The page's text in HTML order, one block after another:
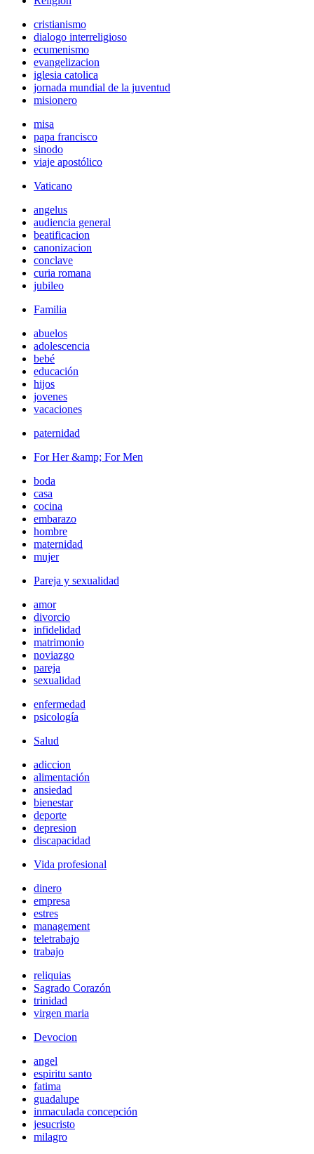
cristianismo
dialogo interreligioso
ecumenismo
evangelizacion
iglesia catolica
jornada mundial de la juventud
misionero
misa
papa francisco
sinodo
viaje apostólico
Vaticano
angelus
audiencia general
beatificacion
canonizacion
conclave
curia romana
jubileo
Familia
abuelos
adolescencia
bebé
educación
hijos
jovenes
vacaciones
paternidad
For Her &amp; For Men
boda
casa
cocina
embarazo
hombre
maternidad
mujer
Pareja y sexualidad
amor
divorcio
infidelidad
matrimonio
noviazgo
pareja
sexualidad
enfermedad
psicología
Salud
adiccion
alimentación
ansiedad
bienestar
deporte
depresion
discapacidad
Vida profesional
dinero
empresa
estres
management
teletrabajo
trabajo
reliquias
Sagrado Corazón
trinidad
virgen maria
Devocion
angel
espiritu santo
fatima
guadalupe
inmaculada concepción
jesucristo
milagro